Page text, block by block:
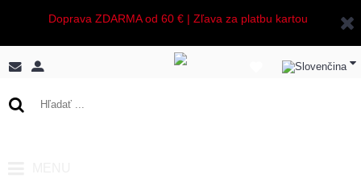
Doprava ZDARMA od 60 € | Zľava za platbu kartou